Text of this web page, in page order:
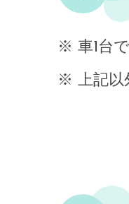
※ 車1台
※ 上記以